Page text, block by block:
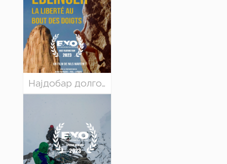
Најдобар долгометражен филм: „Едланже - слобода на врвот на прстите“, Нилс Мартин, Франција